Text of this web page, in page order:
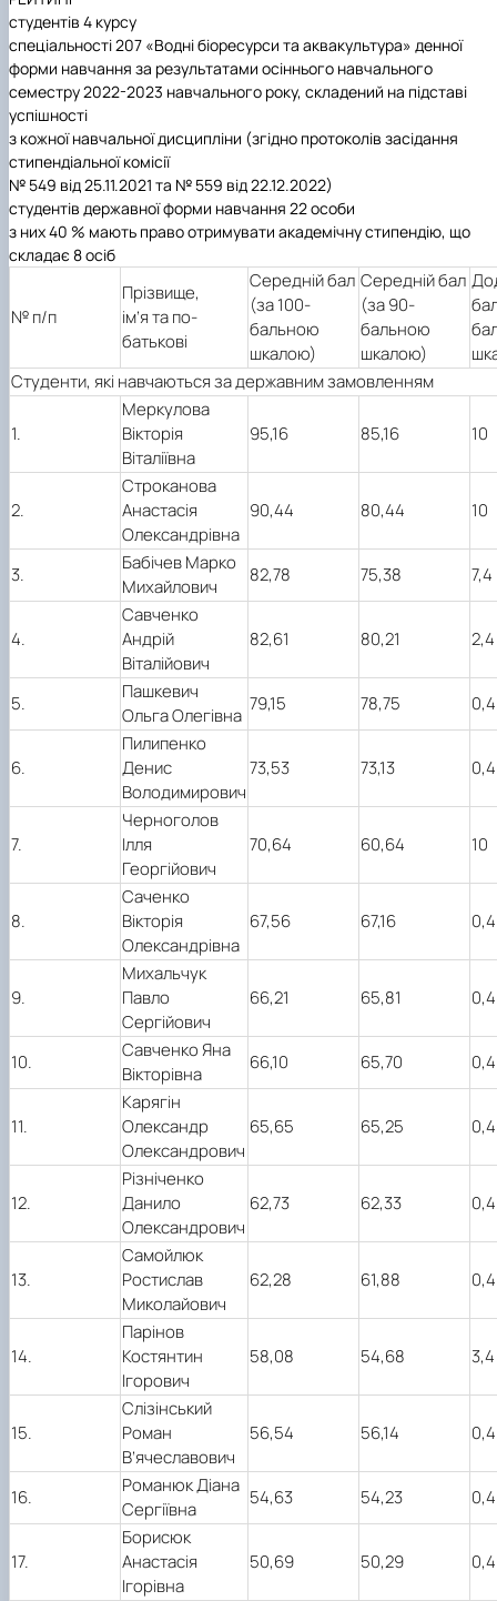
студентів 4 курсу
спеціальності 207 «Водні біоресурси та аквакультура» денної
форми навчання за результатами осіннього навчального
семестру 2022-2023 навчального року, складений на підставі
успішності
з кожної навчальної дисципліни (згідно протоколів засідання
стипендіальної комісії
№ 549 від 25.11.2021 та № 559 від 22.12.2022)
студентів державної форми навчання 22 особи
з них 40 % мають право отримувати академічну стипендію, що
складає 8 осіб
№ п/п
Прізвище,
ім’я та по-
батькові
Середній бал
(за 100-
бальною
шкалою)
Середній бал
(за 90-
бальною
шкалою)
Студенти, які навчаються за державним замовленням
1.
Меркулова
Вікторія
Віталіївна
95,16 85,16 10
2.
Строканова
Анастасія
Олександрівна
90,44 80,44 10
3.
Бабічев Марко
Михайлович
82,78 75,38 7,4
4.
Савченко
Андрій
Віталійович
82,61 80,21 2,4
5.
Пашкевич
Ольга Олегівна
79,15 78,75 0,4
6.
Пилипенко
Денис
Володимирович
73,53 73,13 0,4
7.
Черноголов
Ілля
Георгійович
70,64 60,64 10
8.
Саченко
Вікторія
Олександрівна
67,56 67,16 0,4
9.
Михальчук
Павло
Сергійович
66,21 65,81 0,4
10.
Савченко Яна
Вікторівна
66,10 65,70 0,4
11.
Карягін
Олександр
Олександрович
65,65 65,25 0,4
12.
Різніченко
Данило
Олександрович
62,73 62,33 0,4
13.
Самойлюк
Ростислав
Миколайович
62,28 61,88 0,4
14.
Парінов
Костянтин
Ігорович
58,08 54,68 3,4
15.
Слізінський
Роман
В’ячеславович
56,54 56,14 0,4
16.
Романюк Діана
Сергіївна
54,63 54,23 0,4
17.
Борисюк
Анастасія
Ігорівна
50,69 50,29 0,4